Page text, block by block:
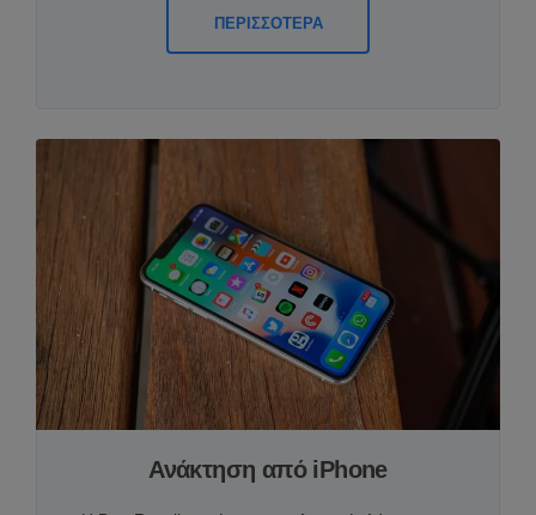
ΠΕΡΙΣΣΟΤΕΡΑ
Ανάκτηση από iPhone